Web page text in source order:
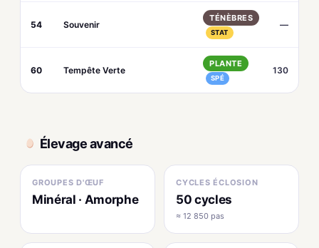
54 Souvenir
TÉNÈBRES
STAT
—
60 Tempête Verte
PLANTE
SPÉ
130
Élevage avancé
GROUPES D'ŒUF
Minéral · Amorphe
CYCLES ÉCLOSION
50 cycles
≈ 12 850 pas